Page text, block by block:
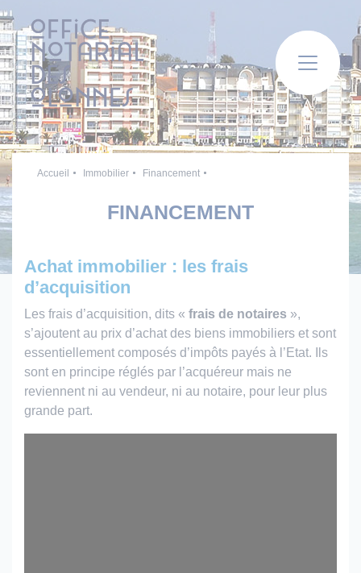
Accueil Immobilier Financement
FINANCEMENT
Achat immobilier : les frais
d’acquisition
Les frais d’acquisition, dits « frais de notaires »,
s’ajoutent au prix d’achat des biens immobiliers et sont
essentiellement composés d’impôts payés à l’Etat. Ils
sont en principe réglés par l’acquéreur mais ne
reviennent ni au vendeur, ni au notaire, pour leur plus
grande part.
Panneau de gestion des cookies